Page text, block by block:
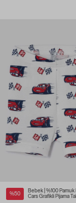
%50
Bebek | %100 Pamuk Disney
Cars Grafikli Pijama